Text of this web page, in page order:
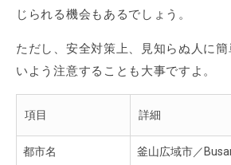
じられる機会もあるでしょう。
ただし、安全対策上、見知らぬ人に
いよう注意することも大事ですよ。
項目 詳細
都市名 釜山広域市／